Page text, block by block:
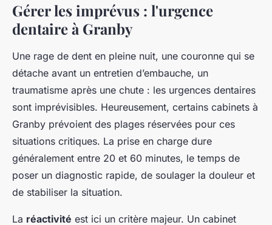
Gérer les imprévus : l'urgence
dentaire à Granby
Une rage de dent en pleine nuit, une couronne qui se
détache avant un entretien d’embauche, un
traumatisme après une chute : les urgences dentaires
sont imprévisibles. Heureusement, certains cabinets à
Granby prévoient des plages réservées pour ces
situations critiques. La prise en charge dure
généralement entre 20 et 60 minutes, le temps de
poser un diagnostic rapide, de soulager la douleur et
de stabiliser la situation.
La réactivité est ici un critère majeur. Un cabinet